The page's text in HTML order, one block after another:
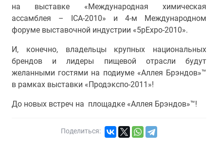
на выставке «Международная химическая
ассамблея – ICA-2010» и 4-м Международном
форуме выставочной индустрии «5pExpo-2010».
И, конечно, владельцы крупных национальных
брендов и лидеры пищевой отрасли будут
желанными гостями на подиуме «Аллея Брэндов»™
в рамках выставки «Продэкспо-2011»!
До новых встреч на площадке «Аллея Брэндов»™!
Поделиться: